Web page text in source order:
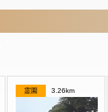
霊園 3.26km